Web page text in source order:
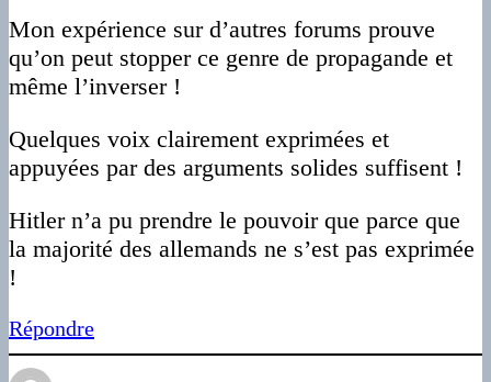
Mon expérience sur d’autres forums prouve
qu’on peut stopper ce genre de propagande et
même l’inverser !
Quelques voix clairement exprimées et
appuyées par des arguments solides suffisent !
Hitler n’a pu prendre le pouvoir que parce que
la majorité des allemands ne s’est pas exprimée
!
Répondre